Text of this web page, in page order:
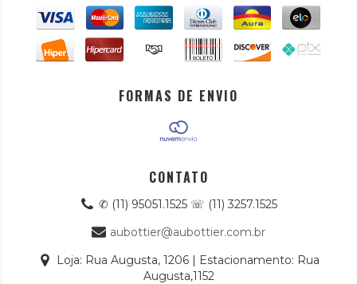
FORMAS DE ENVIO
CONTATO
✆ (11) 95051.1525 ☏ (11) 3257.1525
aubottier@aubottier.com.br
Loja: Rua Augusta, 1206 | Estacionamento: Rua
Augusta,1152